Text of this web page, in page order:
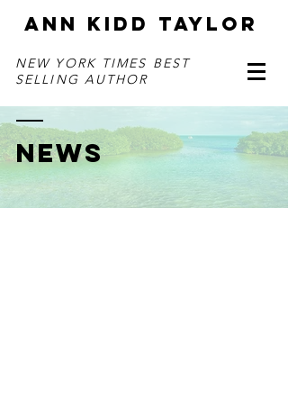
ANN KIDD TAYLOR
NEW YORK TIMES BEST
SELLING AUTHOR
NEWS